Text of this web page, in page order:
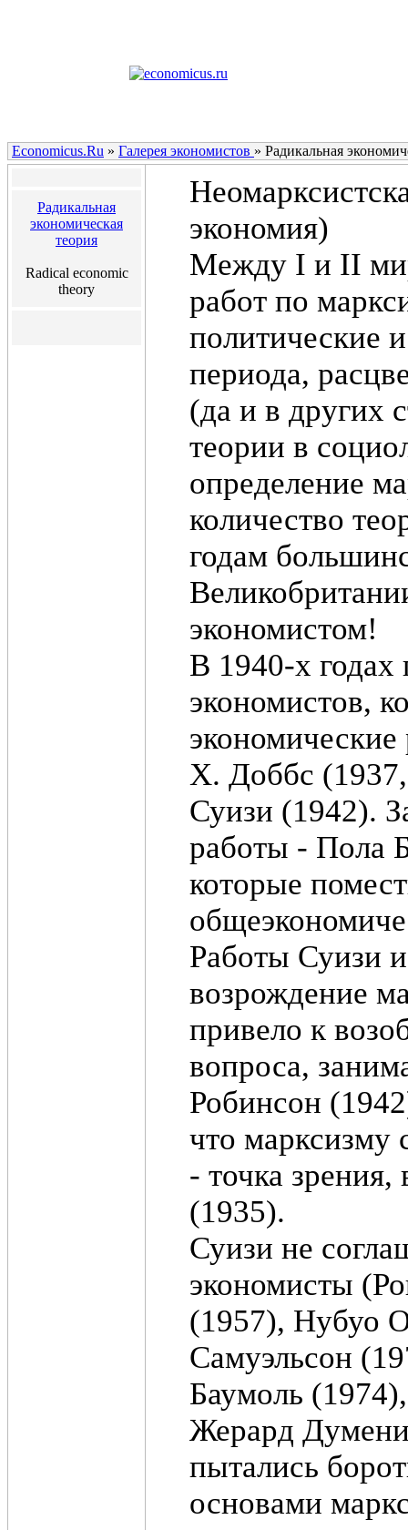
Economicus.Ru » Галерея экономистов » Радикальная
Радикальная
экономическая
теория
Radical economic
theory
экономия)
Между I и II
работ по
политические
периода,
(да и в других
теории в
определение
количество
годам
экономистом!
В 1940-х годах
экономистов,
Х. Доббс
Суизи (1942).
работы - Пола
которые
Работы Суизи
возрождение
привело к
вопроса,
Робинсон
что марксизму
- точка
(1935).
Суизи не
экономисты
(1957), Нубуо
Самуэльсон
Баумоль
Жерард
пытались
основами